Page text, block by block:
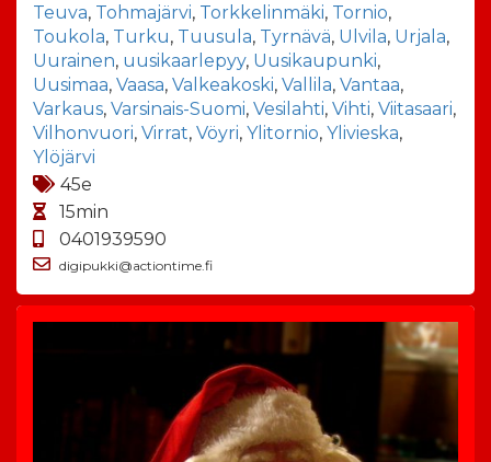
Teuva, Tohmajärvi, Torkkelinmäki, Tornio,
Toukola, Turku, Tuusula, Tyrnävä, Ulvila, Urjala,
Uurainen, uusikaarlepyy, Uusikaupunki,
Uusimaa, Vaasa, Valkeakoski, Vallila, Vantaa,
Varkaus, Varsinais-Suomi, Vesilahti, Vihti, Viitasaari,
Vilhonvuori, Virrat, Vöyri, Ylitornio, Ylivieska,
Ylöjärvi
45e
15min
0401939590
digipukki@actiontime.fi